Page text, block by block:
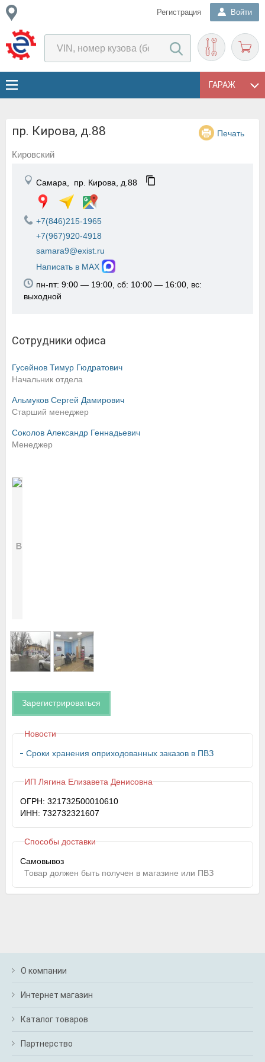
Регистрация Войти
ГАРАЖ
пр. Кирова, д.88 Печать
Кировский
Самара, пр. Кирова, д.88
+7(846)215-1965
+7(967)920-4918
samara9@exist.ru
Написать в MAX
пн-пт: 9:00 — 19:00, сб: 10:00 — 16:00, вс:
выходной
Сотрудники офиса
Гусейнов Тимур Гюдратович
Начальник отдела
Альмуков Сергей Дамирович
Старший менеджер
Соколов Александр Геннадьевич
Менеджер
Зарегистрироваться
Новости
Сроки хранения оприходованных заказов в ПВЗ
ИП Лягина Елизавета Денисовна
ОГРН: 321732500010610
ИНН: 732732321607
Способы доставки
Самовывоз
Товар должен быть получен в магазине или ПВЗ
О компании
Интернет магазин
Каталог товаров
Партнерство